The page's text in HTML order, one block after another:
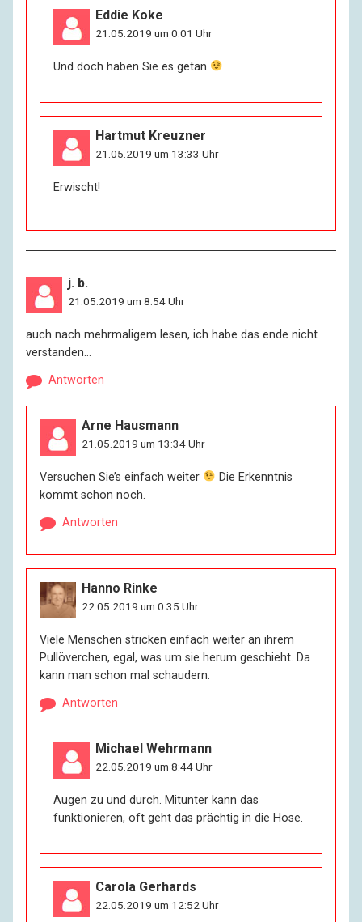
Eddie Koke
21.05.2019 um 0:01 Uhr
Und doch haben Sie es getan
Hartmut Kreuzner
21.05.2019 um 13:33 Uhr
Erwischt!
j. b.
21.05.2019 um 8:54 Uhr
auch nach mehrmaligem lesen, ich habe das ende nicht
verstanden…
Antworten
Arne Hausmann
21.05.2019 um 13:34 Uhr
Versuchen Sie’s einfach weiter
Die Erkenntnis
kommt schon noch.
Antworten
Hanno Rinke
22.05.2019 um 0:35 Uhr
Viele Menschen stricken einfach weiter an ihrem
Pullöverchen, egal, was um sie herum geschieht. Da
kann man schon mal schaudern.
Antworten
Michael Wehrmann
22.05.2019 um 8:44 Uhr
Augen zu und durch. Mitunter kann das
funktionieren, oft geht das prächtig in die Hose.
Carola Gerhards
22.05.2019 um 12:52 Uhr